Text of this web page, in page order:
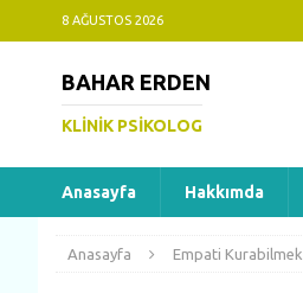
8 AĞUSTOS 2026
BAHAR ERDEN
KLINIK PSIKOLOG
Anasayfa Hakkımda
Anasayfa Empati Kurabilmek